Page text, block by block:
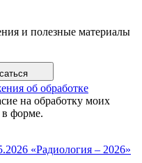
и полезные материалы
об обработке
на обработку моих
форме.
«Радиология – 2026»